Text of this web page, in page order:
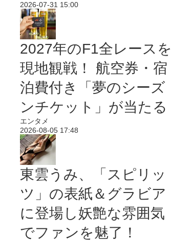
2026-07-31 15:00
2027年のF1全レースを
現地観戦！ 航空券・宿
泊費付き「夢のシーズ
ンチケット」が当たる
エンタメ
2026-08-05 17:48
東雲うみ、「スピリッ
ツ」の表紙＆グラビア
に登場し妖艶な雰囲気
でファンを魅了！